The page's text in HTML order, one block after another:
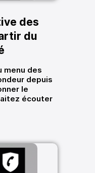
des
du
menu des
depuis
le
écouter